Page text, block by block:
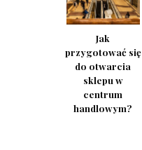
Jak
przygotować się
do otwarcia
sklepu w
centrum
handlowym?